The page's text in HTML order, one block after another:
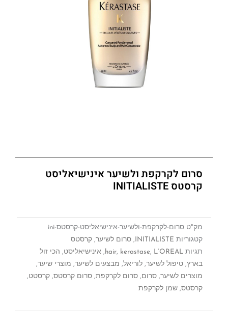
סרום לקרקפת ולשיער אינישיאליסט
קרסטס INITIALISTE
מק"ט סרום-לקרקפת-ולשיער-אינישיאליסט-קרסטס-ini
קטגוריות INITIALISTE
, סרום לשיער, קרסטס
תגיות
hair, kerastase, L’OREAL
, אינישיאליסט, הכי זול
בארץ, טיפול לשיער, לוריאל, מבצעים לשיער, מוצרי שיער,
מוצרים לשיער, סרום, סרום לקרקפת, סרום קרסטס, קרסטט,
קרסטס, שמן לקרקפת